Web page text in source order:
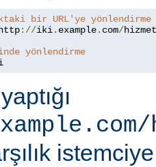
bir URL'ye yönlendirme
://iki. example. com/hizmet
yönlendirme